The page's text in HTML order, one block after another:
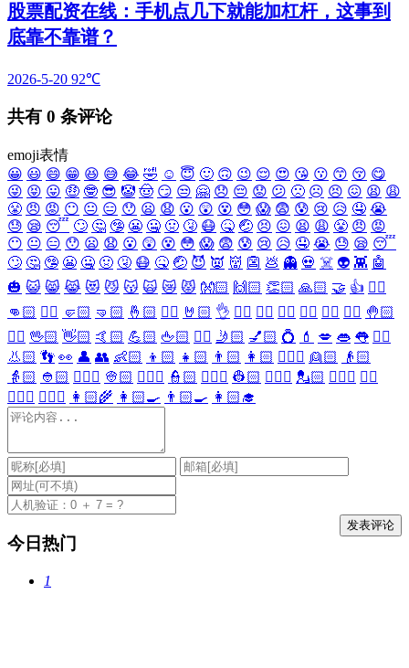
股票配资在线：手机点几下就能加杠杆，这事到
底靠不靠谱？
2026-5-20 92℃
共有 0 条评论
emoji表情
😀 😃 😄 😁 😆 😅 😂 🤣 ☺️ 😇 🙂 🙃 😉 😌 😍 😘 😗 😙 😚 😋
😜 😝 😛 🤑 🤓 😎 🤡 🤠 😏 😒 🤗 😞 😔 😟 😕 🙁 ☹️ 😣 😖 😫 😩
😤 😠 😡 😶 😐 😑 😯 😦 😧 😮 😲 😵 😳 😱 😨 😰 😢 😥 🤤 😭
😓 😪 😴 🙄 🤔 🤥 😬 🤐 🤢 🤧 😷 🤒 🤕 😣 😖 😫 😩 😤 😠 😡
😶 😐 😑 😯 😦 😧 😮 😲 😵 😳 😱 😨 😰 😢 😥 🤤 😭 😓 😪 😴
🙄 🤔 🤥 😬 🤐 🤢 🤧 😷 🤒 🤕 😈 👿 👹 👺 💩 👻 💀 ☠️ 👽 👾 🤖
🎃 😺 😸 😹 😻 😼 😽 🙀 😿 😾 👐🏻 🙌🏻 👏🏻 🙏🏻 🤝 👍 👎🏻
👊🏻 ✊🏻 🤛🏻 🤜🏻 🤞🏻 ✌🏻 🤘🏻 👌 👈🏻 👉🏻 👆🏻 👇🏻 ☝🏻 ✋🏻 🤚🏻
🖐🏻 🖖🏻 👋🏻 🤙🏻 💪🏻 🖕🏻 ✍🏻 🤳🏻 💅🏻 💍 💄 💋 👄 👅 👂🏻
👃🏻 👣 👀 👤 👥 👶🏻 👦🏻 👧🏻 👨🏻 👩🏻 👱🏻‍♀️ 👱🏻
👴🏻
👵🏻 👲🏻 👳🏻‍♀️ 👳🏻 👮🏻‍♀️ 👮🏻 👷🏻‍♀️ 👷🏻 💂🏻‍♀️ 💂🏻 🕵🏻‍♀️ 🕵🏻
👩🏻‍⚕️ 👨🏻‍⚕️ 👩🏻‍🌾 👩🏻‍🍳 👨🏻‍🍳 👩🏻‍🎓
今日热门
1